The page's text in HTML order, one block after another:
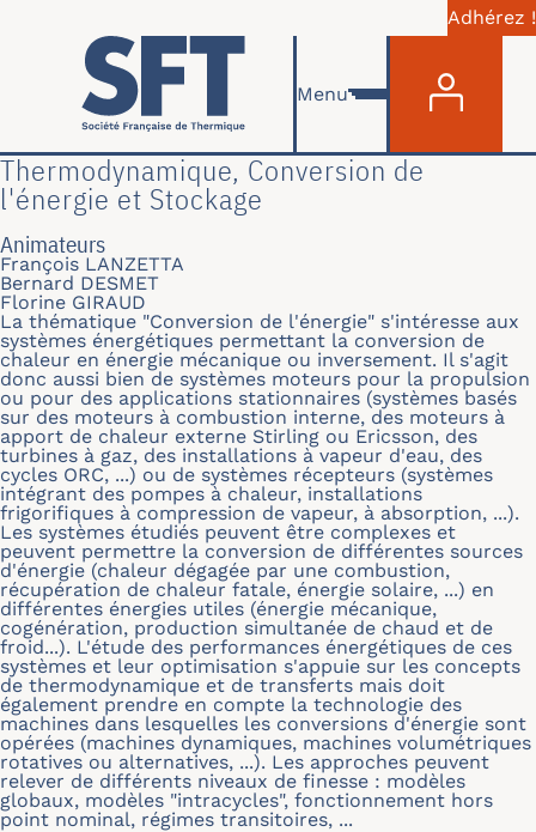
Aller au contenu principal
Adhérez !
Menu
Thermodynamique, Conversion de
l'énergie et Stockage
Animateurs
François LANZETTA
Bernard DESMET
Florine GIRAUD
La thématique "Conversion de l'énergie" s'intéresse aux
systèmes énergétiques permettant la conversion de
chaleur en énergie mécanique ou inversement. Il s'agit
donc aussi bien de systèmes moteurs pour la propulsion
ou pour des applications stationnaires (systèmes basés
sur des moteurs à combustion interne, des moteurs à
apport de chaleur externe Stirling ou Ericsson, des
turbines à gaz, des installations à vapeur d'eau, des
cycles ORC, ...) ou de systèmes récepteurs (systèmes
intégrant des pompes à chaleur, installations
frigorifiques à compression de vapeur, à absorption, ...).
Les systèmes étudiés peuvent être complexes et
peuvent permettre la conversion de différentes sources
d'énergie (chaleur dégagée par une combustion,
récupération de chaleur fatale, énergie solaire, ...) en
différentes énergies utiles (énergie mécanique,
cogénération, production simultanée de chaud et de
froid...). L'étude des performances énergétiques de ces
systèmes et leur optimisation s'appuie sur les concepts
de thermodynamique et de transferts mais doit
également prendre en compte la technologie des
machines dans lesquelles les conversions d'énergie sont
opérées (machines dynamiques, machines volumétriques
rotatives ou alternatives, ...). Les approches peuvent
relever de différents niveaux de finesse : modèles
globaux, modèles "intracycles", fonctionnement hors
point nominal, régimes transitoires, ...